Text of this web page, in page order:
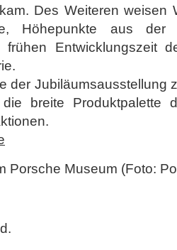
Des Weiteren weisen
Höhepunkte aus der
Entwicklungszeit
der Jubiläumsausstellung
breite Produktpalette
Porsche Museum (Foto: